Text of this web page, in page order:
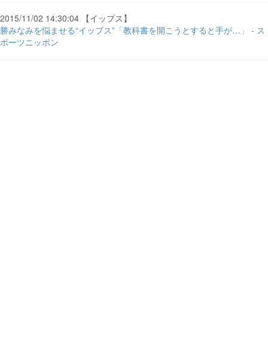
2015/11/02 14:30:04 【イップス】
勝みなみを悩ませる“イップス”「教科書を開こうとすると手が…」 - ス
ポーツニッポン